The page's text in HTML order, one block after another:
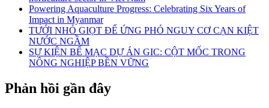
Powering Aquaculture Progress: Celebrating Six Years of
Impact in Myanmar
TƯỚI NHỎ GIỌT ĐỂ ỨNG PHÓ NGUY CƠ CẠN KIỆT
NƯỚC NGẦM
SỰ KIỆN BẾ MẠC DỰ ÁN GIC: CỘT MỐC TRONG
NÔNG NGHIỆP BỀN VỮNG
Phản hồi gần đây